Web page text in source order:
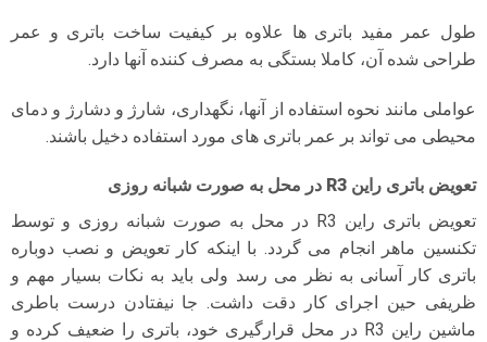
طول عمر مفید باتری ها علاوه بر کیفیت ساخت باتری و عمر
طراحی شده آن، کاملا بستگی به مصرف کننده آنها دارد.
عواملی مانند نحوه استفاده از آنها، نگهداری، شارژ و دشارژ و دمای
محیطی می تواند بر عمر باتری های مورد استفاده دخیل باشند.
تعویض باتری راین R3 در محل به صورت شبانه روزی
تعویض باتری راین R3 در محل به صورت شبانه روزی و توسط
تکنسین ماهر انجام می گردد. با اینکه کار تعویض و نصب دوباره
باتری کار آسانی به نظر می رسد ولی باید به نکات بسیار مهم و
ظریفی حین اجرای کار دقت داشت. جا نیفتادن درست باطری
ماشین راین R3 در محل قرارگیری خود، باتری را ضعیف کرده و